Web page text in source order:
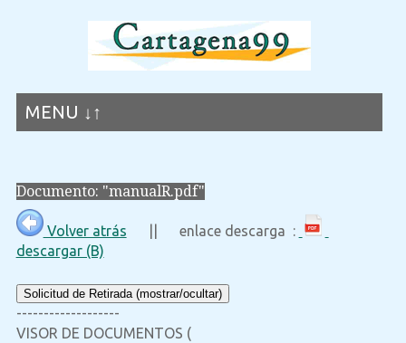
MENU ↓↑
Documento: "manualR.pdf"
Volver atrás || enlace descarga :
descargar (B)
Solicitud de Retirada (mostrar/ocultar)
-------------------
VISOR DE DOCUMENTOS (